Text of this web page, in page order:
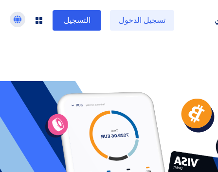
تسجيل الدخول التسجيل